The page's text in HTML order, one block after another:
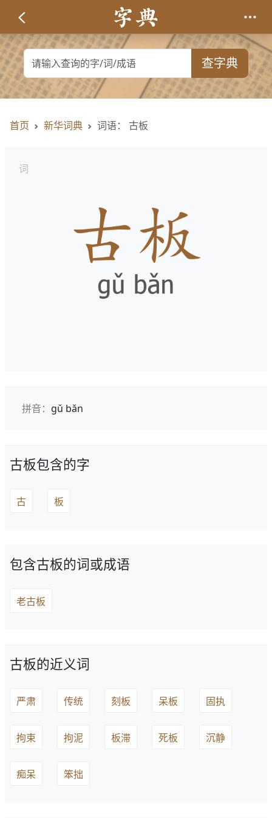
查字典
首页 新华词典 词语： 古板
词
拼音： gǔ bǎn
古板包含的字
古 板
包含古板的词或成语
老古板
古板的近义词
严肃 传统 刻板 呆板 固执
拘束 拘泥 板滞 死板 沉静
痴呆 笨拙